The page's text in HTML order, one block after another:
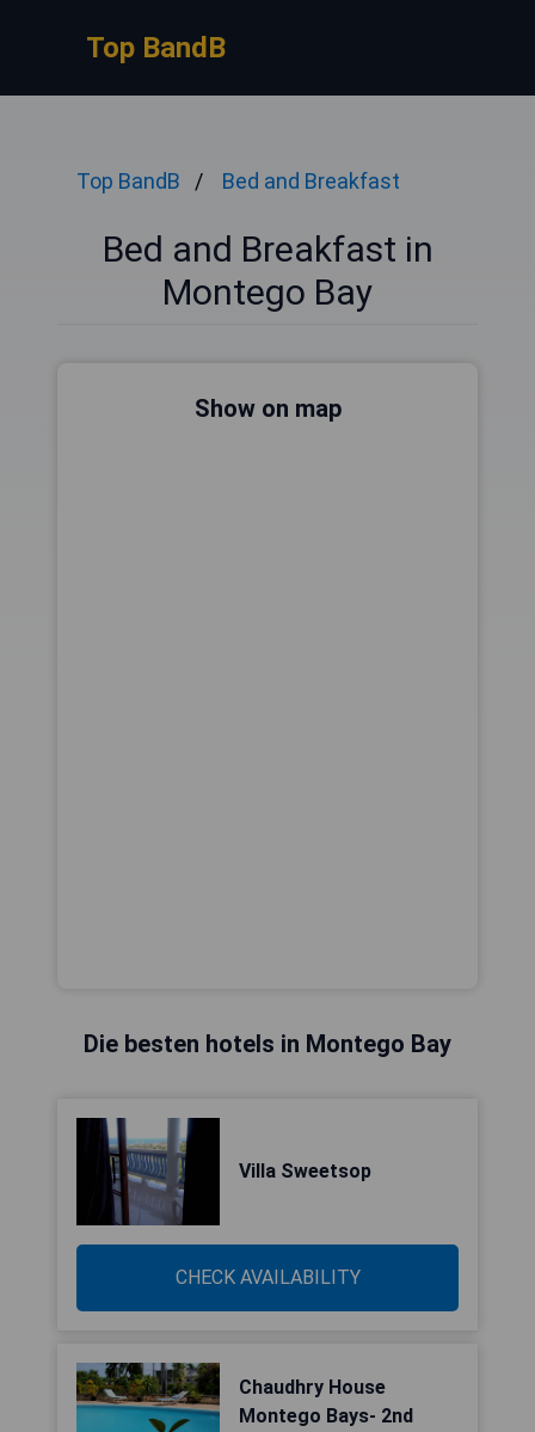
Top BandB
Top BandB Bed and Breakfast
Bed and Breakfast in
Montego Bay
Show on map
Die besten hotels in Montego Bay
Villa Sweetsop
CHECK AVAILABILITY
Chaudhry House
Montego Bays- 2nd